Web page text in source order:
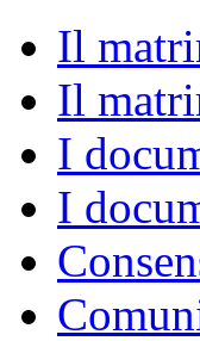
Il
Il
I
I